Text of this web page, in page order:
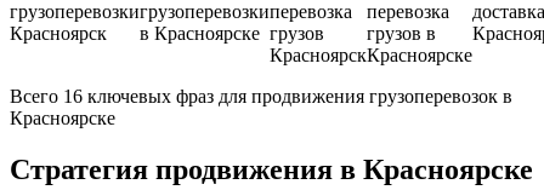
грузоперевозки
Красноярск
грузоперевозки
в Красноярске
перевозка
грузов
Красноярск
перевозка
грузов в
Красноярске
доставка
Всего 16 ключевых фраз для продвижения грузоперевозок в
Красноярске
Стратегия продвижения в Красноярске